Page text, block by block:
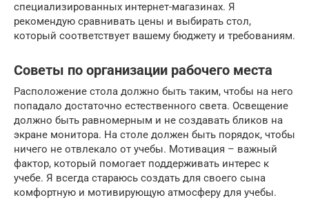
специализированных интернет-магазинах. Я
рекомендую сравнивать цены и выбирать стол,
который соответствует вашему бюджету и требованиям.
Советы по организации рабочего места
Расположение стола должно быть таким, чтобы на него
попадало достаточно естественного света. Освещение
должно быть равномерным и не создавать бликов на
экране монитора. На столе должен быть порядок, чтобы
ничего не отвлекало от учебы. Мотивация – важный
фактор, который помогает поддерживать интерес к
учебе. Я всегда стараюсь создать для своего сына
комфортную и мотивирующую атмосферу для учебы.